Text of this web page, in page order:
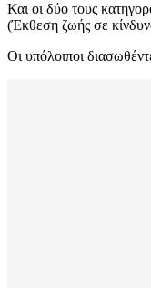
Και οι δύο τους
(Έκθεση ζωής σε
Οι υπόλοιποι